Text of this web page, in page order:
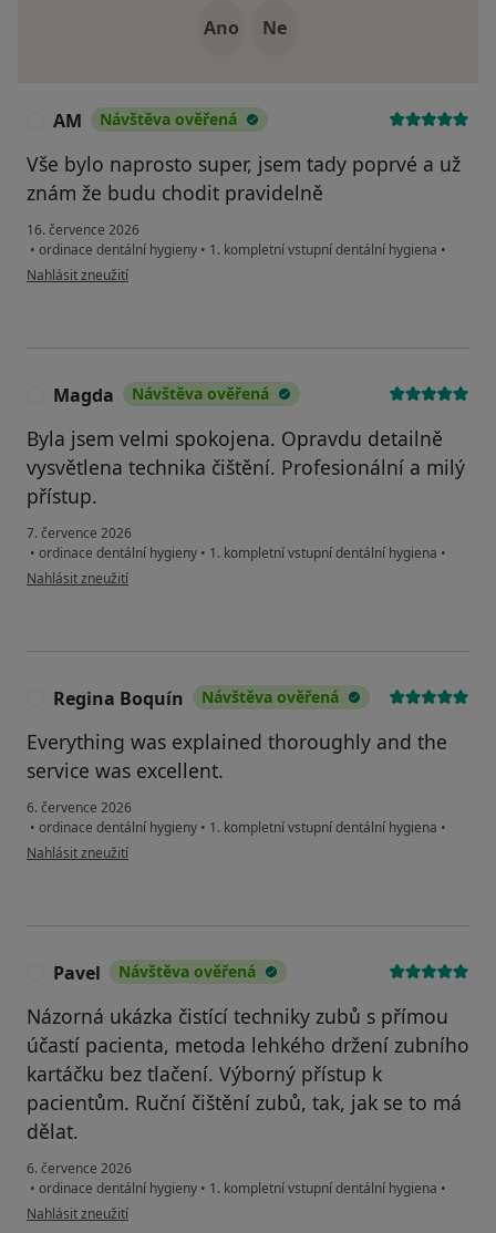
Ano Ne
AM Návštěva ověřená
Vše bylo naprosto super, jsem tady poprvé a už
znám že budu chodit pravidelně
16. července 2026
• ordinace dentální hygieny • 1. kompletní vstupní dentální hygiena •
podle názoru uživatele AM
Nahlásit zneužití
Magda Návštěva ověřená
Byla jsem velmi spokojena. Opravdu detailně
vysvětlena technika čištění. Profesionální a milý
přístup.
7. července 2026
• ordinace dentální hygieny • 1. kompletní vstupní dentální hygiena •
podle názoru uživatele Magda
Nahlásit zneužití
Regina Boquín Návštěva ověřená
Everything was explained thoroughly and the
service was excellent.
6. července 2026
• ordinace dentální hygieny • 1. kompletní vstupní dentální hygiena •
podle názoru uživatele Regina Boquín
Nahlásit zneužití
Pavel Návštěva ověřená
Názorná ukázka čistící techniky zubů s přímou
účastí pacienta, metoda lehkého držení zubního
kartáčku bez tlačení. Výborný přístup k
pacientům. Ruční čištění zubů, tak, jak se to má
dělat.
6. července 2026
• ordinace dentální hygieny • 1. kompletní vstupní dentální hygiena •
podle názoru uživatele Pavel
Nahlásit zneužití